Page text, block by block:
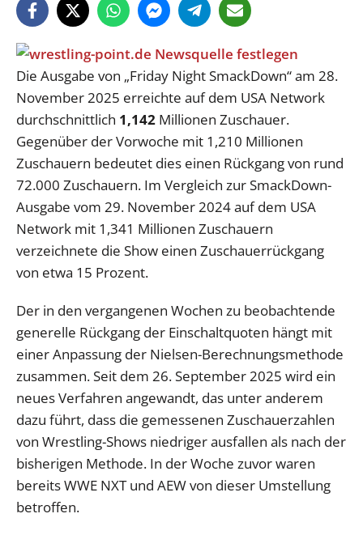
Die Ausgabe von „Friday Night SmackDown“ am 28.
November 2025 erreichte auf dem USA Network
durchschnittlich 1,142 Millionen Zuschauer.
Gegenüber der Vorwoche mit 1,210 Millionen
Zuschauern bedeutet dies einen Rückgang von rund
72.000 Zuschauern. Im Vergleich zur SmackDown-
Ausgabe vom 29. November 2024 auf dem USA
Network mit 1,341 Millionen Zuschauern
verzeichnete die Show einen Zuschauerrückgang
von etwa 15 Prozent.
Der in den vergangenen Wochen zu beobachtende
generelle Rückgang der Einschaltquoten hängt mit
einer Anpassung der Nielsen-Berechnungsmethode
zusammen. Seit dem 26. September 2025 wird ein
neues Verfahren angewandt, das unter anderem
dazu führt, dass die gemessenen Zuschauerzahlen
von Wrestling-Shows niedriger ausfallen als nach der
bisherigen Methode. In der Woche zuvor waren
bereits WWE NXT und AEW von dieser Umstellung
betroffen.